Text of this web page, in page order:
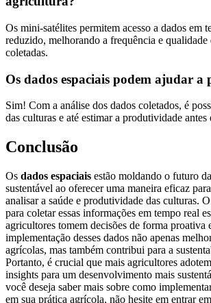
Os mini-satélites permitem acesso a dados em
reduzido, melhorando a frequência e qualidade
coletadas.
Os dados espaciais podem ajudar a
Sim! Com a análise dos dados coletados, é
das culturas e até estimar a produtividade antes
Conclusão
Os dados espaciais estão moldando o futuro
sustentável ao oferecer uma maneira eficaz
analisar a saúde e produtividade das culturas.
para coletar essas informações em tempo real
agricultores tomem decisões de forma proativa
implementação desses dados não apenas
agrícolas, mas também contribui para a
Portanto, é crucial que mais agricultores
insights para um desenvolvimento mais
você deseja saber mais sobre como
em sua prática agrícola, não hesite em entrar